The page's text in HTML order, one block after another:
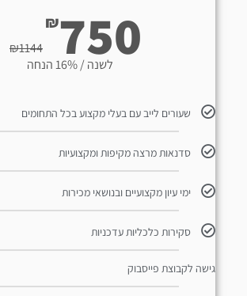
₪1144
₪750
לשנה / 16% הנחה
שעורים לייב עם בעלי מקצוע בכל התחומים
סדנאות מרצה מקיפות ומקצועיות
ימי עיון מקצועיים ובנושאי מכירות
סקירות כלכליות עדכניות
גישה לקבוצת פייסבוק